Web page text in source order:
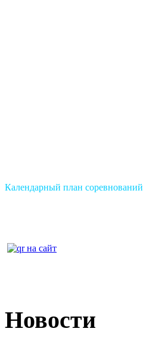
Календарный план соревнований
Новости